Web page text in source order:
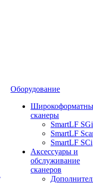
Оборудование
сканеры
SmartLF SGi
SmartLF
SmartLF SCi
Аксессуары и
обслуживание
сканеров